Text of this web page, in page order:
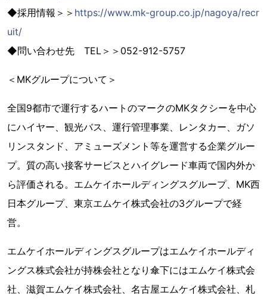
◆採用情報＞＞ https://www.mk-group.co.jp/nagoya/recr
uit/
◆問い合わせ先 TEL＞＞052-912-5757
＜MKグループについて＞
全国9都市で運行するハートのマークのMKタクシーを中心
にハイヤー、観光バス、運行管理事業、レンタカー、ガソ
リンスタンド、アミューズメント等を運営する企業グルー
プ。質の高い接客サービスとハイグレード車両で国内外か
ら評価される。エムケイホールディングスグループ、MK西
日本グループ、東京エムケイ株式会社の3グループで経
営。
エムケイホールディングスグループはエムケイホールディ
ングス株式会社が持株会社となり傘下にはエムケイ株式会
社、滋賀エムケイ株式会社、名古屋エムケイ株式会社、札